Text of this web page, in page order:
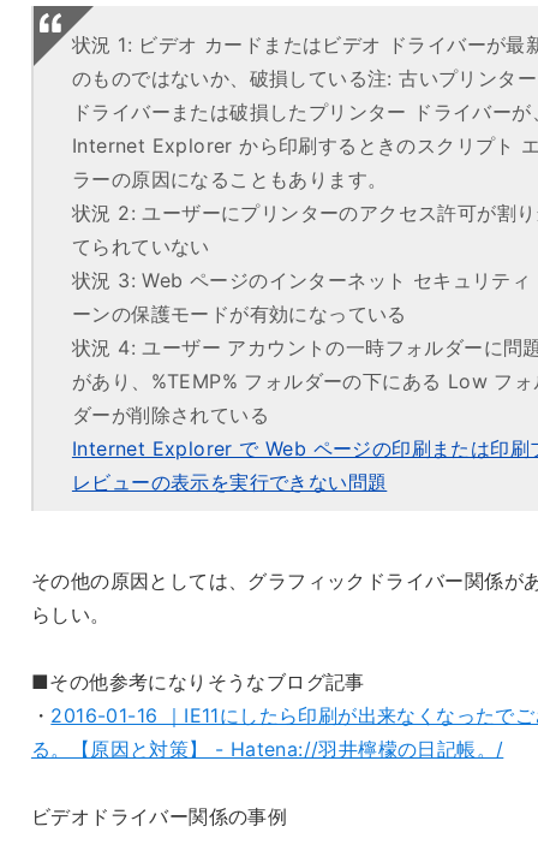
状況 1: ビデオ カードまたはビデオ ドライバーが最
のものではないか、破損している注: 古いプリンター
ドライバーまたは破損したプリンター ドライバーが
Internet Explorer から印刷するときのスクリプト
ラーの原因になることもあります。
状況 2: ユーザーにプリンターのアクセス許可が割
てられていない
状況 3: Web ページのインターネット セキュリティ
ーンの保護モードが有効になっている
状況 4: ユーザー アカウントの一時フォルダーに問
があり、%TEMP% フォルダーの下にある Low フォ
ダーが削除されている
Internet Explorer で Web ページの印刷または印刷
レビューの表示を実行できない問題
その他の原因としては、グラフィックドライバー関係が
らしい。
■その他参考になりそうなブログ記事
・ 2016-01-16 ｜IE11にしたら印刷が出来なくなったで
る。【原因と対策】 - Hatena://羽井檸檬の日記帳。/
ビデオドライバー関係の事例